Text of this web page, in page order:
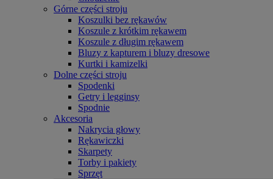
Górne części stroju
Koszulki bez rękawów
Koszule z krótkim rękawem
Koszule z długim rękawem
Bluzy z kapturem i bluzy dresowe
Kurtki i kamizelki
Dolne części stroju
Spodenki
Getry i legginsy
Spodnie
Akcesoria
Nakrycia głowy
Rękawiczki
Skarpety
Torby i pakiety
Sprzęt